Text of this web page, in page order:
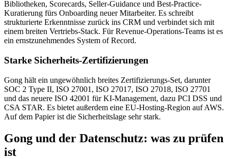
Bibliotheken, Scorecards, Seller-Guidance und Best-Practice-
Kuratierung fürs Onboarding neuer Mitarbeiter. Es schreibt
strukturierte Erkenntnisse zurück ins CRM und verbindet sich mit
einem breiten Vertriebs-Stack. Für Revenue-Operations-Teams ist es
ein ernstzunehmendes System of Record.
Starke Sicherheits-Zertifizierungen
Gong hält ein ungewöhnlich breites Zertifizierungs-Set, darunter
SOC 2 Type II, ISO 27001, ISO 27017, ISO 27018, ISO 27701
und das neuere ISO 42001 für KI-Management, dazu PCI DSS und
CSA STAR. Es bietet außerdem eine EU-Hosting-Region auf AWS.
Auf dem Papier ist die Sicherheitslage sehr stark.
Gong und der Datenschutz: was zu prüfen
ist